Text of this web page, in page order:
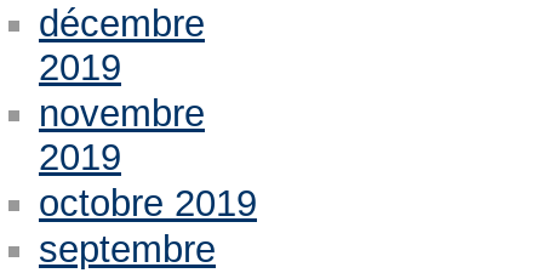
décembre
2019
novembre
2019
octobre 2019
septembre